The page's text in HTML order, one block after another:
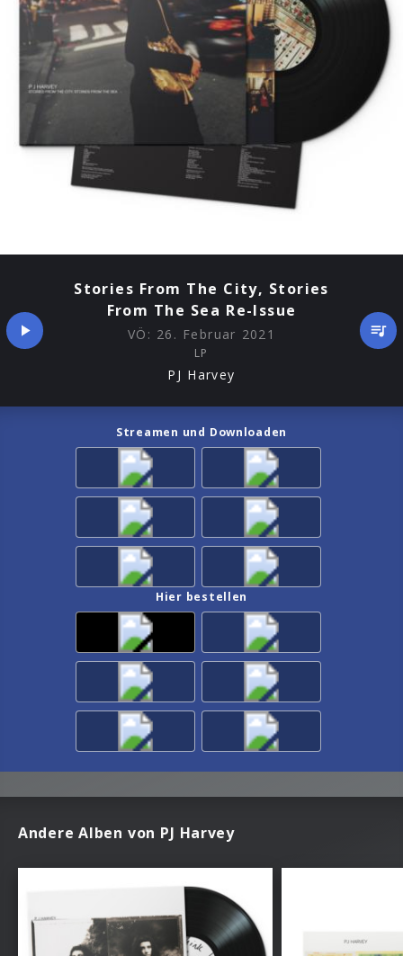
Stories From The City, Stories
From The Sea Re-Issue
VÖ: 26. Februar 2021
LP
PJ Harvey
Streamen und Downloaden
Hier bestellen
Andere Alben von PJ Harvey